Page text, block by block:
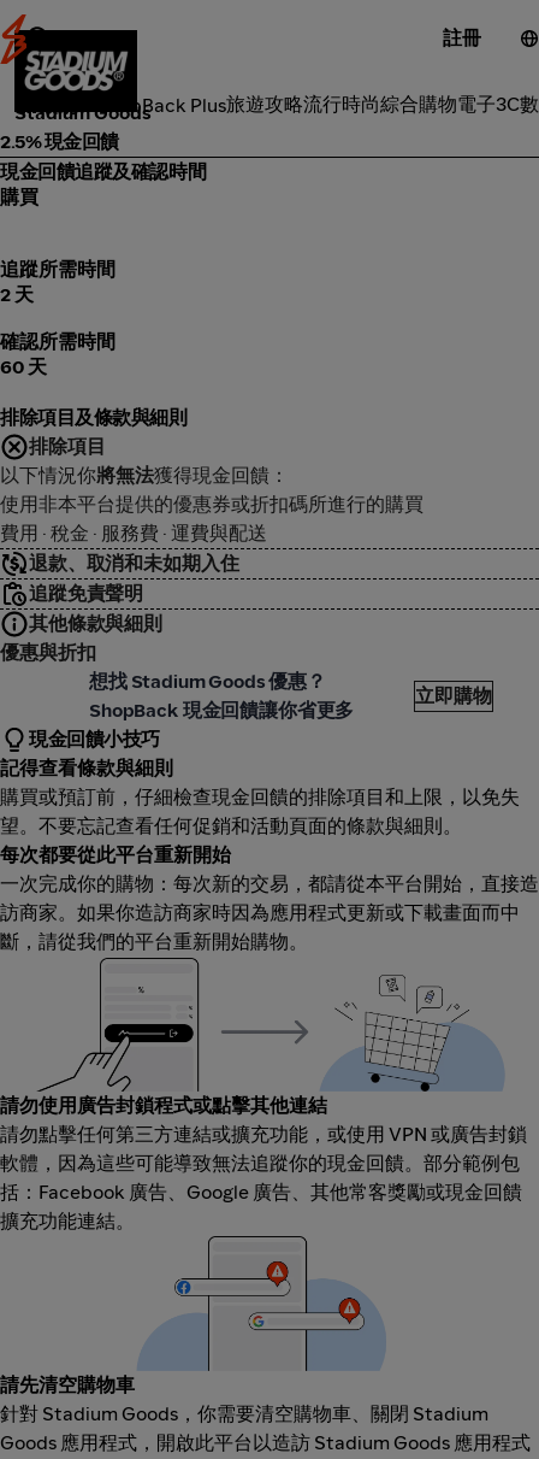
註冊
ShopBack Plus旅遊攻略流行時尚綜合購物電子3C
流行時尚
Stadium Goods
2.5% 現金回饋
現金回饋追蹤及確認時間
購買
追蹤所需時間
2 天
確認所需時間
60 天
排除項目及條款與細則
排除項目
以下情況你將無法獲得現金回饋：
使用非本平台提供的優惠券或折扣碼所進行的購買
費用 · 稅金 · 服務費 · 運費與配送
退款、取消和未如期入住
追蹤免責聲明
其他條款與細則
優惠與折扣
Goods想找 Stadium Goods 優惠？
ShopBack 現金回饋讓你省更多
立即購物
現金回饋小技巧
記得查看條款與細則
購買或預訂前，仔細檢查現金回饋的排除項目和上限，以免失
望。不要忘記查看任何促銷和活動頁面的條款與細則。
每次都要從此平台重新開始
一次完成你的購物：每次新的交易，都請從本平台開始，直接造
訪商家。如果你造訪商家時因為應用程式更新或下載畫面而中
斷，請從我們的平台重新開始購物。
請勿使用廣告封鎖程式或點擊其他連結
請勿點擊任何第三方連結或擴充功能，或使用 VPN 或廣告封鎖
軟體，因為這些可能導致無法追蹤你的現金回饋。部分範例包
括：Facebook 廣告、Google 廣告、其他常客獎勵或現金回饋
擴充功能連結。
請先清空購物車
針對 Stadium Goods，你需要清空購物車、關閉 Stadium
Goods 應用程式，開啟此平台以造訪 Stadium Goods 應用程式